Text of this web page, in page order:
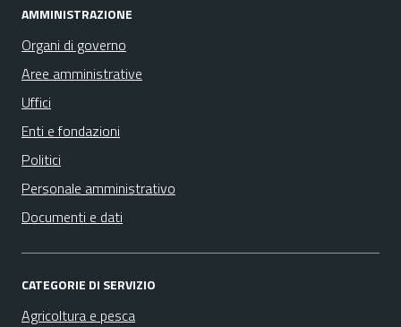
AMMINISTRAZIONE
Organi di governo
Aree amministrative
Uffici
Enti e fondazioni
Politici
Personale amministrativo
Documenti e dati
CATEGORIE DI SERVIZIO
Agricoltura e pesca